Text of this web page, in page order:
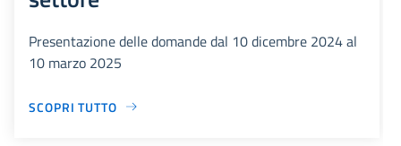
Presentazione delle domande dal 10 dicembre 2024 al
10 marzo 2025
SCOPRI TUTTO